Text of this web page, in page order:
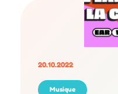
20.10.2022
Musique